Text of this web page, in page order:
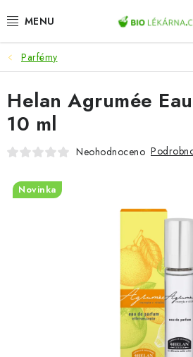
na
AKCE
DOPLŇKY STRAVY
PŘÍRODNÍ KOSMETIKA
Parfémy
Helan Agrumée
10 ml
Neohodnoceno
Novinka